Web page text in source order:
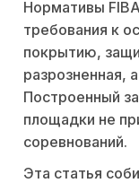
Нормативы
требования к
покрытию,
разрозненная,
Построенный
площадки не
соревнований.
Эта статья